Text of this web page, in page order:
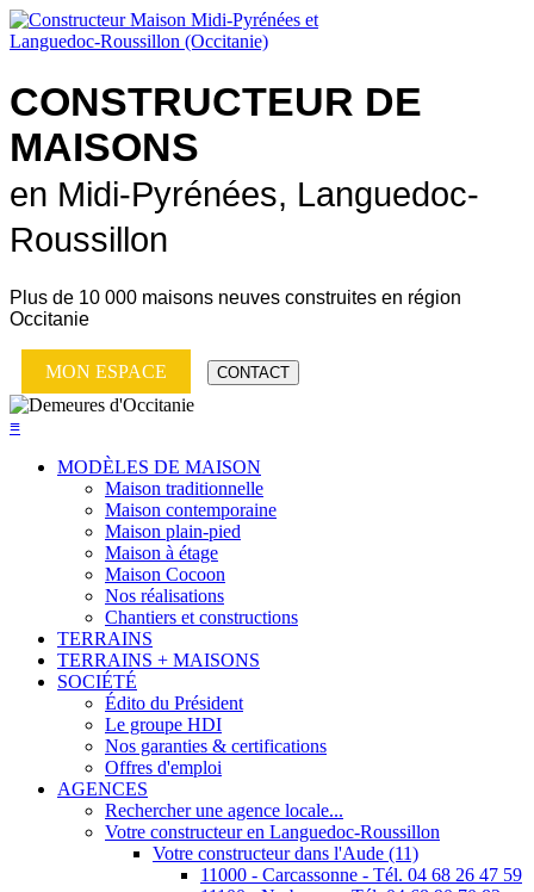
CONSTRUCTEUR DE
MAISONS
en Midi-Pyrénées, Languedoc-
Roussillon
Plus de 10 000 maisons neuves construites en région
Occitanie
MON ESPACE CONTACT
≡
MODÈLES DE MAISON
Maison traditionnelle
Maison contemporaine
Maison plain-pied
Maison à étage
Maison Cocoon
Nos réalisations
Chantiers et constructions
TERRAINS
TERRAINS + MAISONS
SOCIÉTÉ
Édito du Président
Le groupe HDI
Nos garanties & certifications
Offres d'emploi
AGENCES
Rechercher une agence locale...
Votre constructeur en Languedoc-Roussillon
Votre constructeur dans l'Aude (11)
11000 - Carcassonne - Tél. 04 68 26 47 59